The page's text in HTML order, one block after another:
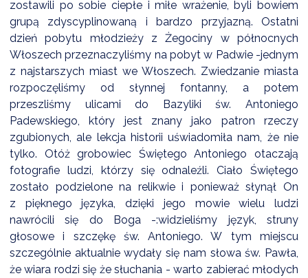
zostawili po sobie ciepłe i miłe wrażenie, byli bowiem
grupą zdyscyplinowaną i bardzo przyjazną. Ostatni
dzień pobytu młodzieży z Żegociny w północnych
Włoszech przeznaczyliśmy na pobyt w Padwie -jednym
z najstarszych miast we Włoszech. Zwiedzanie miasta
rozpoczęliśmy od słynnej fontanny, a potem
przeszliśmy ulicami do Bazyliki św. Antoniego
Padewskiego, który jest znany jako patron rzeczy
zgubionych, ale lekcja historii uświadomiła nam, że nie
tylko. Otóż grobowiec Świętego Antoniego otaczają
fotografie ludzi, którzy się odnaleźli. Ciało Świętego
zostało podzielone na relikwie i ponieważ słynął On
z pięknego języka, dzięki jego mowie wielu ludzi
nawrócili się do Boga -:widzieliśmy język, struny
głosowe i szczękę św. Antoniego. W tym miejscu
szczególnie aktualnie wydały się nam słowa św. Pawła,
że wiara rodzi się że słuchania - warto zabierać młodych